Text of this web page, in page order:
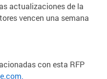
actualizaciones de la
vencen una semana
con esta RFP